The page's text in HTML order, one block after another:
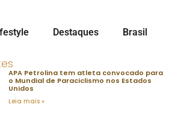
Destaques Brasil
APA Petrolina tem atleta convocado para
o Mundial de Paraciclismo nos Estados
Unidos
Leia mais »